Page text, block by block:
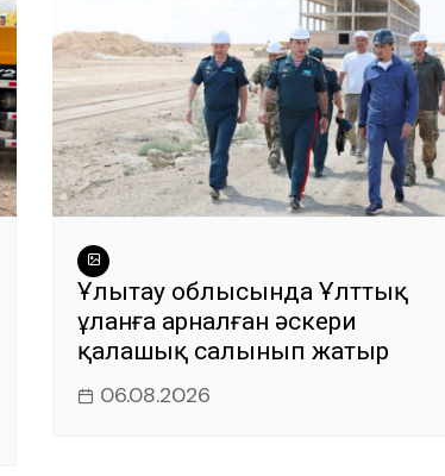
Ұлытау облысында Ұлттық
ұланға арналған әскери
қалашық салынып жатыр
06.08.2026